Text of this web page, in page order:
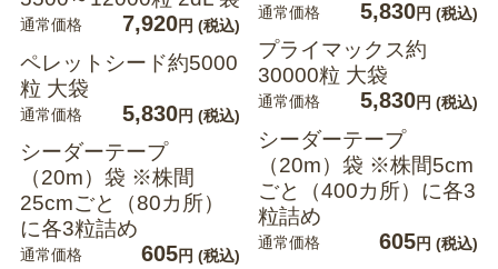
通常価格 7,920円 (税込)
ペレットシード約5000
粒 大袋
通常価格 5,830円 (税込)
シーダーテープ
（20m）袋 ※株間
25cmごと（80カ所）
に各3粒詰め
通常価格 605円 (税込)
通常価格 5,830円 (税込)
プライマックス約
30000粒 大袋
通常価格 5,830円 (税込)
シーダーテープ
（20m）袋 ※株間5cm
ごと（400カ所）に各3
粒詰め
通常価格 605円 (税込)